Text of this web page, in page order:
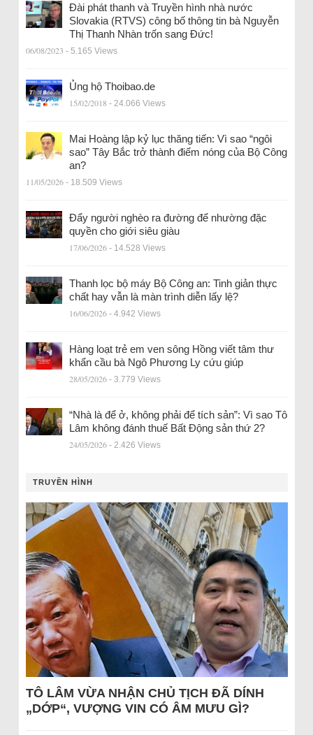
Đài phát thanh và Truyền hình nhà nước
Slovakia (RTVS) công bố thông tin bà Nguyễn
Thị Thanh Nhàn trốn sang Đức!
06/08/2023 - 5.165 Views
Ủng hộ Thoibao.de
15/02/2018 - 24.066 Views
Mai Hoàng lập kỷ lục thăng tiến: Vì sao “ngôi
sao” Tây Bắc trở thành điểm nóng của Bộ Công
an?
11/05/2026 - 18.509 Views
Đẩy người nghèo ra đường để nhường đặc
quyền cho giới siêu giàu
17/06/2026 - 14.528 Views
Thanh lọc bộ máy Bộ Công an: Tinh giản thực
chất hay vẫn là màn trình diễn lấy lệ?
16/06/2026 - 4.942 Views
Hàng loạt trẻ em ven sông Hồng viết tâm thư
khẩn cầu bà Ngô Phương Ly cứu giúp
28/05/2026 - 3.779 Views
“Nhà là để ở, không phải để tích sản”: Vì sao Tô
Lâm không đánh thuế Bất Động sản thứ 2?
24/05/2026 - 2.426 Views
TRUYỀN HÌNH
TÔ LÂM VỪA NHẬN CHỦ TỊCH ĐÃ DÍNH
„DỚP“, VƯỢNG VIN CÓ ÂM MƯU GÌ?